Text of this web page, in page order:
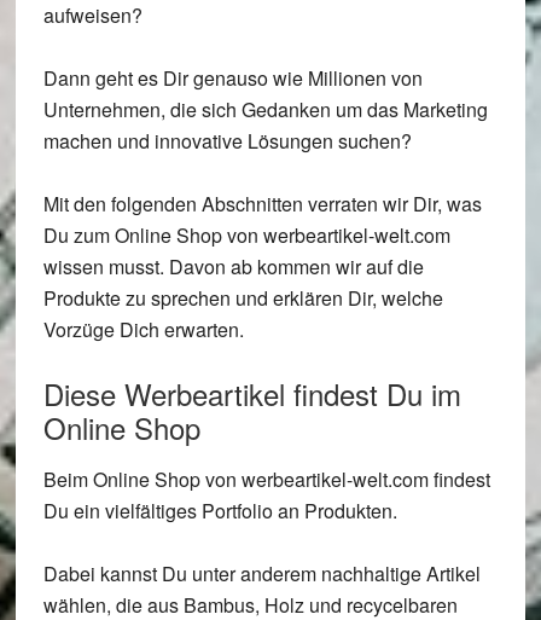
aufweisen?
Dann geht es Dir genauso wie Millionen von
Unternehmen, die sich Gedanken um das Marketing
machen und innovative Lösungen suchen?
Mit den folgenden Abschnitten verraten wir Dir, was
Du zum Online Shop von werbeartikel-welt.com
wissen musst. Davon ab kommen wir auf die
Produkte zu sprechen und erklären Dir, welche
Vorzüge Dich erwarten.
Diese Werbeartikel findest Du im
Online Shop
Beim Online Shop von werbeartikel-welt.com findest
Du ein vielfältiges Portfolio an Produkten.
Dabei kannst Du unter anderem nachhaltige Artikel
wählen, die aus Bambus, Holz und recycelbaren